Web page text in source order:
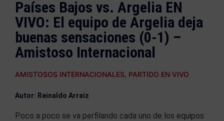
Países Bajos vs. Argelia EN
VIVO: El equipo de Argelia deja
buenas sensaciones (0-1) –
Amistoso Internacional
AMISTOSOS INTERNACIONALES, PARTIDO EN VIVO
Autor: Reinaldo Arraiz
Poco a poco se va perfilando cada uno de los equipos